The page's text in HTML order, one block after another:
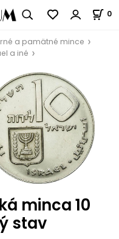
0
a pamätné mince
a iné
minca 10
stav